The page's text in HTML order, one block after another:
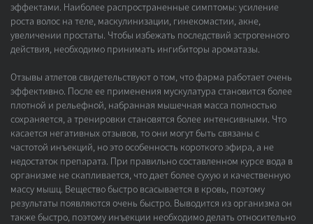
эффектами. Наиболее распространенные симптомы: усиление
роста волос на теле, маскулинизации, гинекомастии, акне,
увеличении простаты. Чтобы избежать последствий эстрогенного
действия, необходимо принимать ингибиторы ароматазы.
Отзывы атлетов свидетельствуют о том, что фарма работает очень
эффективно. После ее применения мускулатура становится более
плотной и рельефной, набранная мышечная масса полностью
сохраняется, а тренировки становятся более интенсивными. Что
касается негативных отзывов, то они могут быть связаны с
частотой инъекций, но это особенность короткого эфира, а не
недостаток препарата. При правильно составленном курсе вода в
организме не скапливается, что дает более сухую и качественную
массу мышц. Вещество быстро всасывается в кровь, поэтому
результаты появляются очень быстро. Выводится из организма он
также быстро, поэтому инъекции необходимо делать относительно